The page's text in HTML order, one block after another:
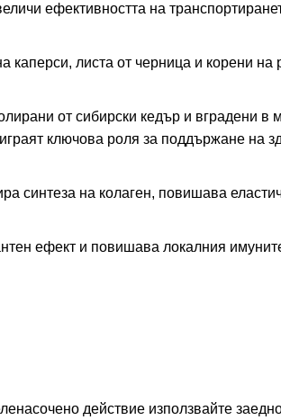
ефективността на
листа от черница и корени на
от сибирски кедър и вградени в
ключова роля за поддържане на
синтеза на колаген, повишава
ефект и повишава локалния
действие използвайте